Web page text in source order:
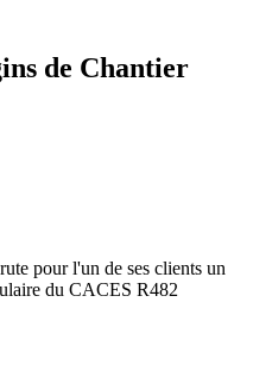
de Chantier
pour l'un de ses clients un
du CACES R482